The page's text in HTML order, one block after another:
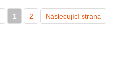
1 2 Následující strana